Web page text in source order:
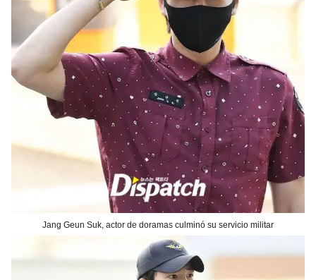
Jang Geun Suk, actor de doramas culminó su servicio militar